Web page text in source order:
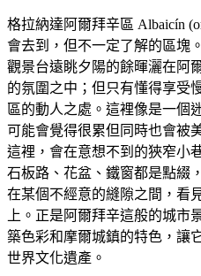
食
推
薦
／
交
通
／
營
業
時
間
｜
格拉納達阿爾拜辛區 Albaicín
會去到，但不一定了解的區塊
觀景台遠眺夕陽的餘暉灑在阿
的氛圍之中；但只有懂得享受
區的動人之處。這裡像是一個
可能會覺得很累但同時也會被
這裡，會在意想不到的狹窄小
石板路、花盆、鐵窗都是點綴
在某個不經意的縫隙之間，看
上。正是阿爾拜辛這般的城市
築色彩和摩爾城鎮的特色，讓
世界文化遺產。